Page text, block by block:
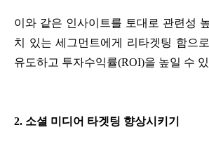
이와 같은 인사이트를 토대로 관련성
치 있는 세그먼트에게 리타겟팅 함으
유도하고 투자수익률(ROI)을 높일 수
2. 소셜 미디어 타겟팅 향상시키기